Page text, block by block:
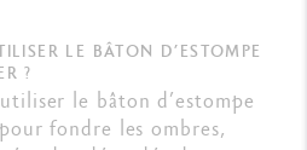
LE BÂTON D’ESTOMPE
?
le bâton d’estompe
fondre les ombres,